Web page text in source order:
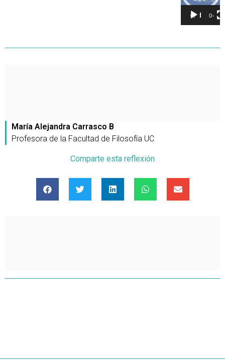
00:00 04:29
María Alejandra Carrasco B
Profesora de la Facultad de Filosofía UC
Comparte esta reflexión